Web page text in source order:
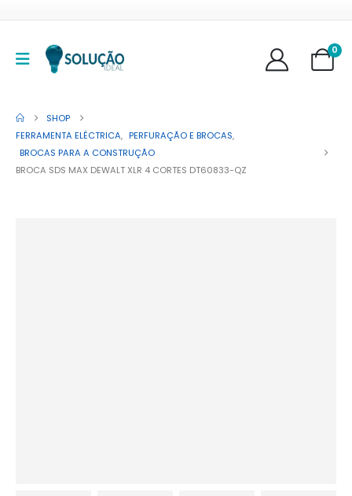
0
SHOP
FERRAMENTA ELÉCTRICA, PERFURAÇÃO E BROCAS,
BROCAS PARA A CONSTRUÇÃO
BROCA SDS MAX DEWALT XLR 4 CORTES DT60833-QZ